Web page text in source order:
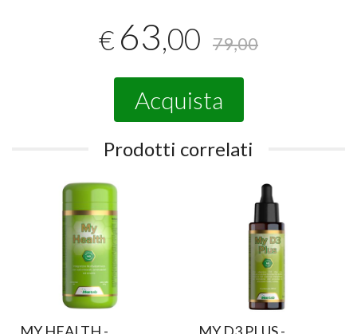
€ 63,00 79,00
Acquista
Prodotti correlati